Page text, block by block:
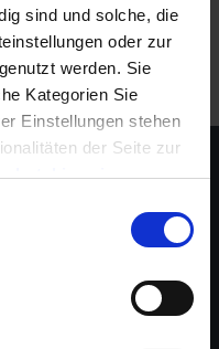
sind und solche, die
oder zur
werden. Sie
Kategorien Sie
Einstellungen stehen
der Seite zur
.
,Software